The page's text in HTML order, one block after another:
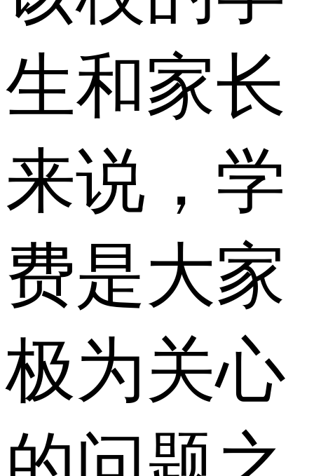
生和家长
来说，学
费是大家
极为关心